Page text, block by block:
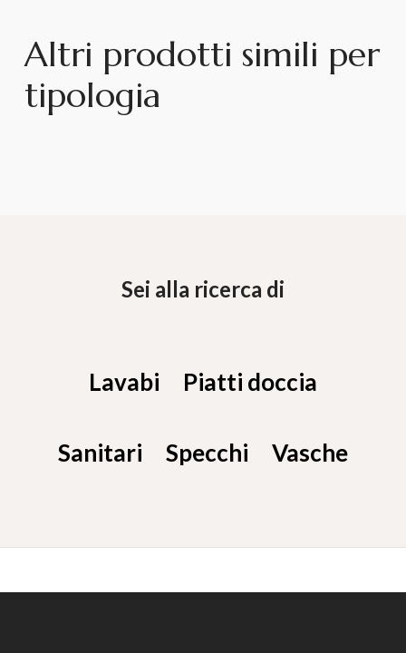
Altri prodotti simili per
tipologia
Sei alla ricerca di
Lavabi Piatti doccia
Sanitari Specchi Vasche